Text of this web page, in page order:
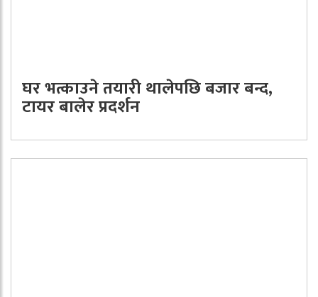
घर भत्काउने तयारी थालेपछि बजार बन्द,
टायर बालेर प्रदर्शन